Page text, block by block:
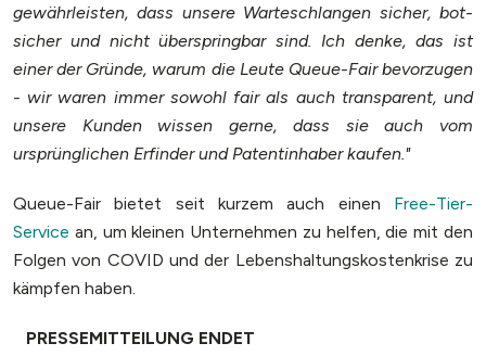
gewährleisten, dass unsere Warteschlangen sicher, bot-
sicher und nicht überspringbar sind. Ich denke, das ist
einer der Gründe, warum die Leute Queue-Fair bevorzugen
- wir waren immer sowohl fair als auch transparent, und
unsere Kunden wissen gerne, dass sie auch vom
ursprünglichen Erfinder und Patentinhaber kaufen."
Queue-Fair bietet seit kurzem auch einen Free-Tier-
Service an, um kleinen Unternehmen zu helfen, die mit den
Folgen von COVID und der Lebenshaltungskostenkrise zu
kämpfen haben.
PRESSEMITTEILUNG ENDET